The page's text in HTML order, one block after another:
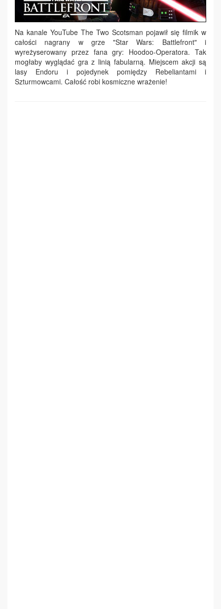
Na kanale YouTube The Two Scotsman pojawił się filmik w
całości nagrany w grze "Star Wars: Battlefront" i
wyreżyserowany przez fana gry: Hoodoo-Operatora. Tak
mogłaby wyglądać gra z linią fabularną. Miejscem akcji są
lasy Endoru i pojedynek pomiędzy Rebeliantami i
Szturmowcami. Całość robi kosmiczne wrażenie!